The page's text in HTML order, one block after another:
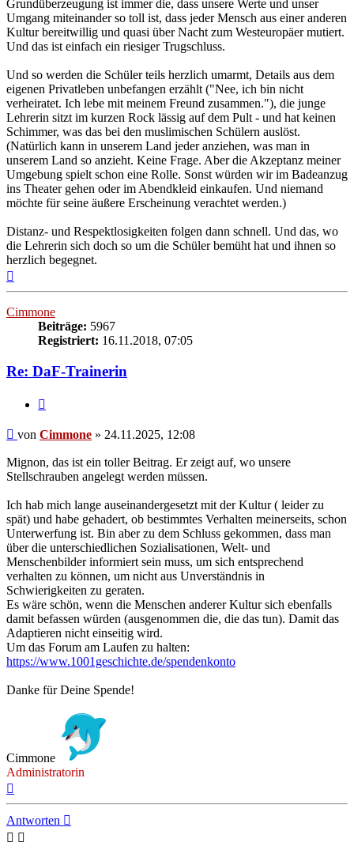
Grundüberzeugung ist immer die, dass unsere Werte und unser
Umgang miteinander so toll ist, dass jeder Mensch aus einer anderen
Kultur bereitwillig und quasi über Nacht zum Westeuropäer mutiert.
Und das ist einfach ein riesiger Trugschluss.
Und so werden die Schüler teils herzlich umarmt, Details aus dem
eigenen Privatleben unbefangen erzählt ("Nee, ich bin nicht
verheiratet. Ich lebe mit meinem Freund zusammen."), die junge
Lehrerin sitzt im kurzen Rock lässig auf dem Pult - und hat keinen
Schimmer, was das bei den muslimischen Schülern auslöst.
(Natürlich kann in unserem Land jeder anziehen, was man in
unserem Land so anzieht. Keine Frage. Aber die Akzeptanz meiner
Umgebung spielt schon eine Rolle. Sonst würden wir im Badeanzug
ins Theater gehen oder im Abendkleid einkaufen. Und niemand
möchte für seine äußere Erscheinung verachtet werden.)
Distanz- und Respektlosigkeiten folgen dann schnell. Und das, wo
die Lehrerin sich doch so um die Schüler bemüht hat und ihnen so
herzlich begegnet.
oben
Cimmone
Beiträge: 5967
Registriert: 16.11.2018, 07:05
Re: DaF-Trainerin
Beitrag
von Cimmone » 24.11.2025, 12:08
Mignon, das ist ein toller Beitrag. Er zeigt auf, wo unsere
Stellschrauben angelegt werden müssen.
Ich hab mich lange auseinandergesetzt mit der Kultur ( leider zu
spät) und habe gehadert, ob bestimmtes Verhalten meinerseits, schon
Unterwerfung ist. Bin aber zu dem Schluss gekommen, dass man
über die unterschiedlichen Sozialisationen, Welt- und
Menschenbilder informiert sein muss, um sich entsprechend
verhalten zu können, um nicht aus Unverständnis in
Schwierigkeiten zu geraten.
Es wäre schön, wenn die Menschen anderer Kultur sich ebenfalls
damit befassen würden (ausgenommen die, die das tun). Damit das
Adaptieren nicht einseitig wird.
Um das Forum am Laufen zu halten:
https://www.1001geschichte.de/spendenkonto
Danke für Deine Spende!
Cimmone
Administratorin
Antworten